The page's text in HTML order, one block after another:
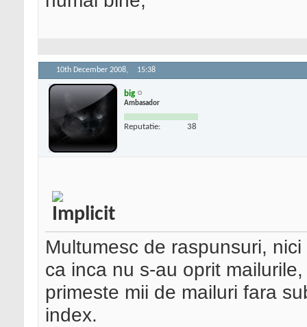
10th December 2008, 15:38
big
Ambasador
Reputatie: 38
Multumesc de raspunsuri,
ca inca nu s-au oprit
primeste mii de mailuri fara
index.